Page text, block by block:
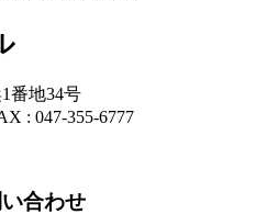
番地34号
: 047-355-6777
合わせ